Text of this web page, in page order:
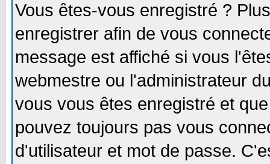
Vous êtes-vous enregistré ?
enregistrer afin de vous
message est affiché si vous
webmestre ou l'administrateur
vous vous êtes enregistré et
pouvez toujours pas vous
d'utilisateur et mot de passe.